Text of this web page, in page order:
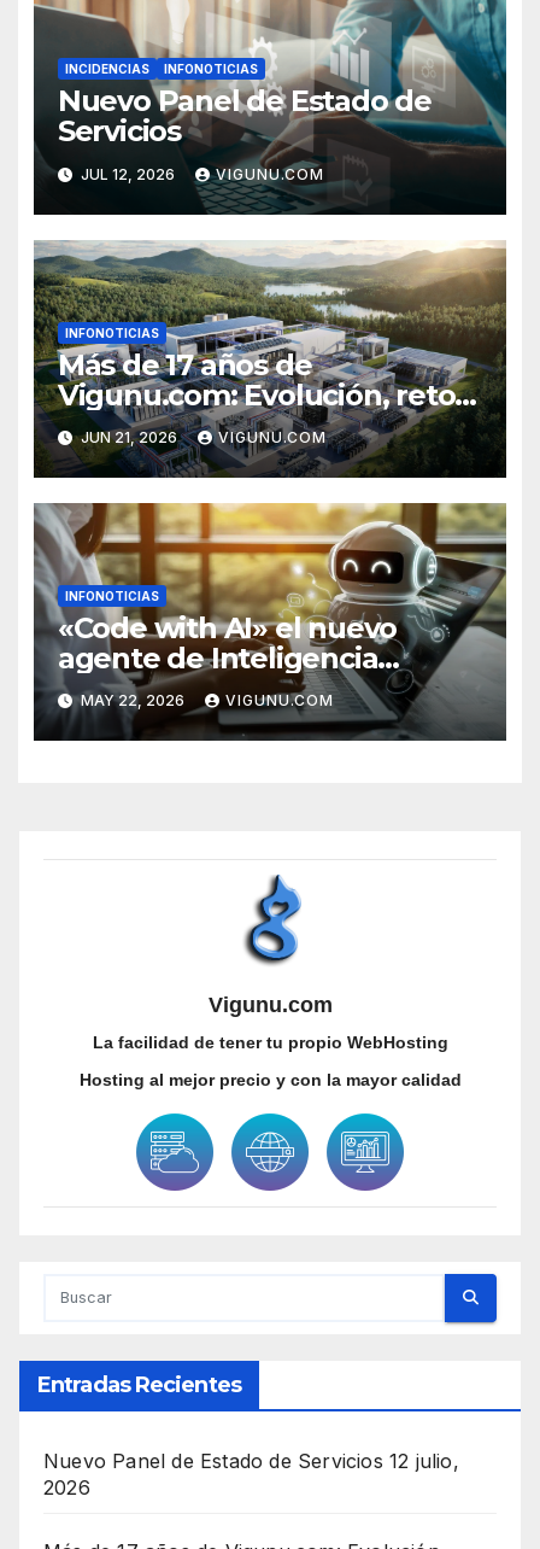
INCIDENCIAS INFONOTICIAS
Nuevo Panel de Estado de
Servicios
JUL 12, 2026 VIGUNU.COM
INFONOTICIAS
Más de 17 años de
Vigunu.com: Evolución, retos
y nuestro compromiso
inquebrantable con el Web
Hosting
JUN 21, 2026 VIGUNU.COM
INFONOTICIAS
«Code with AI» el nuevo
agente de Inteligencia
Artificial integrado en
nuestros servicios de
WebHosting
MAY 22, 2026 VIGUNU.COM
Vigunu.com
La facilidad de tener tu propio WebHosting
Hosting al mejor precio y con la mayor calidad
Entradas Recientes
Nuevo Panel de Estado de Servicios 12 julio,
2026